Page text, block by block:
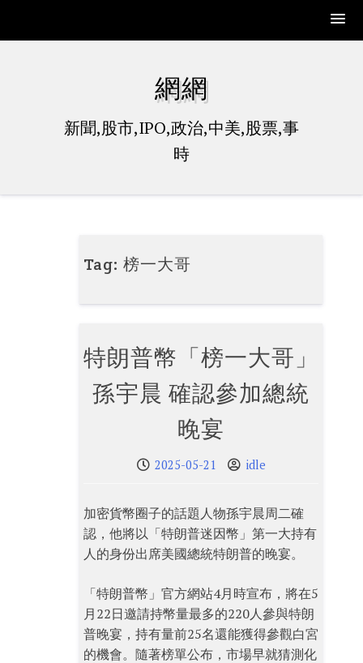
網網
新聞,股市,IPO,政治,中美,股票,事
時
Tag:榜一大哥
特朗普幣「榜一大哥」
孫宇晨 確認參加總統
晚宴
2025-05-21 idle
加密貨幣圈子的話題人物孫宇晨周二確
認，他將以「特朗普迷因幣」第一大持有
人的身份出席美國總統特朗普的晚宴。
「特朗普幣」官方網站4月時宣布，將在5
月22日邀請持幣量最多的220人參與特朗
普晚宴，持有量前25名還能獲得參觀白宮
的機會。隨著榜單公布，市場早就猜測化